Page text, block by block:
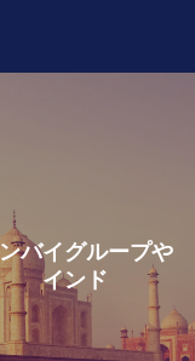
ンバイグループや
インド に